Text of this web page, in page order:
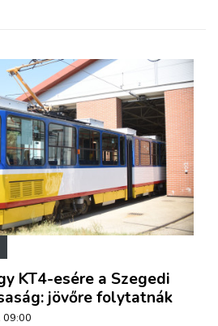
KT4-esére a Szegedi
jövőre folytatnák
09:00